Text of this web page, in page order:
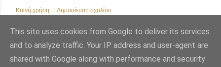
Κοινή χρήση Δημοσίευση σχολίου
This site uses cookies from Google to deliver its services
and to analyze traffic. Your IP address and user-agent are
shared with Google along with performance and security